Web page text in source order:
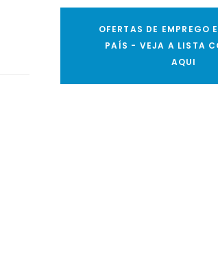
OFERTAS DE EMPREGO
PAÍS - VEJA A LISTA
AQUI